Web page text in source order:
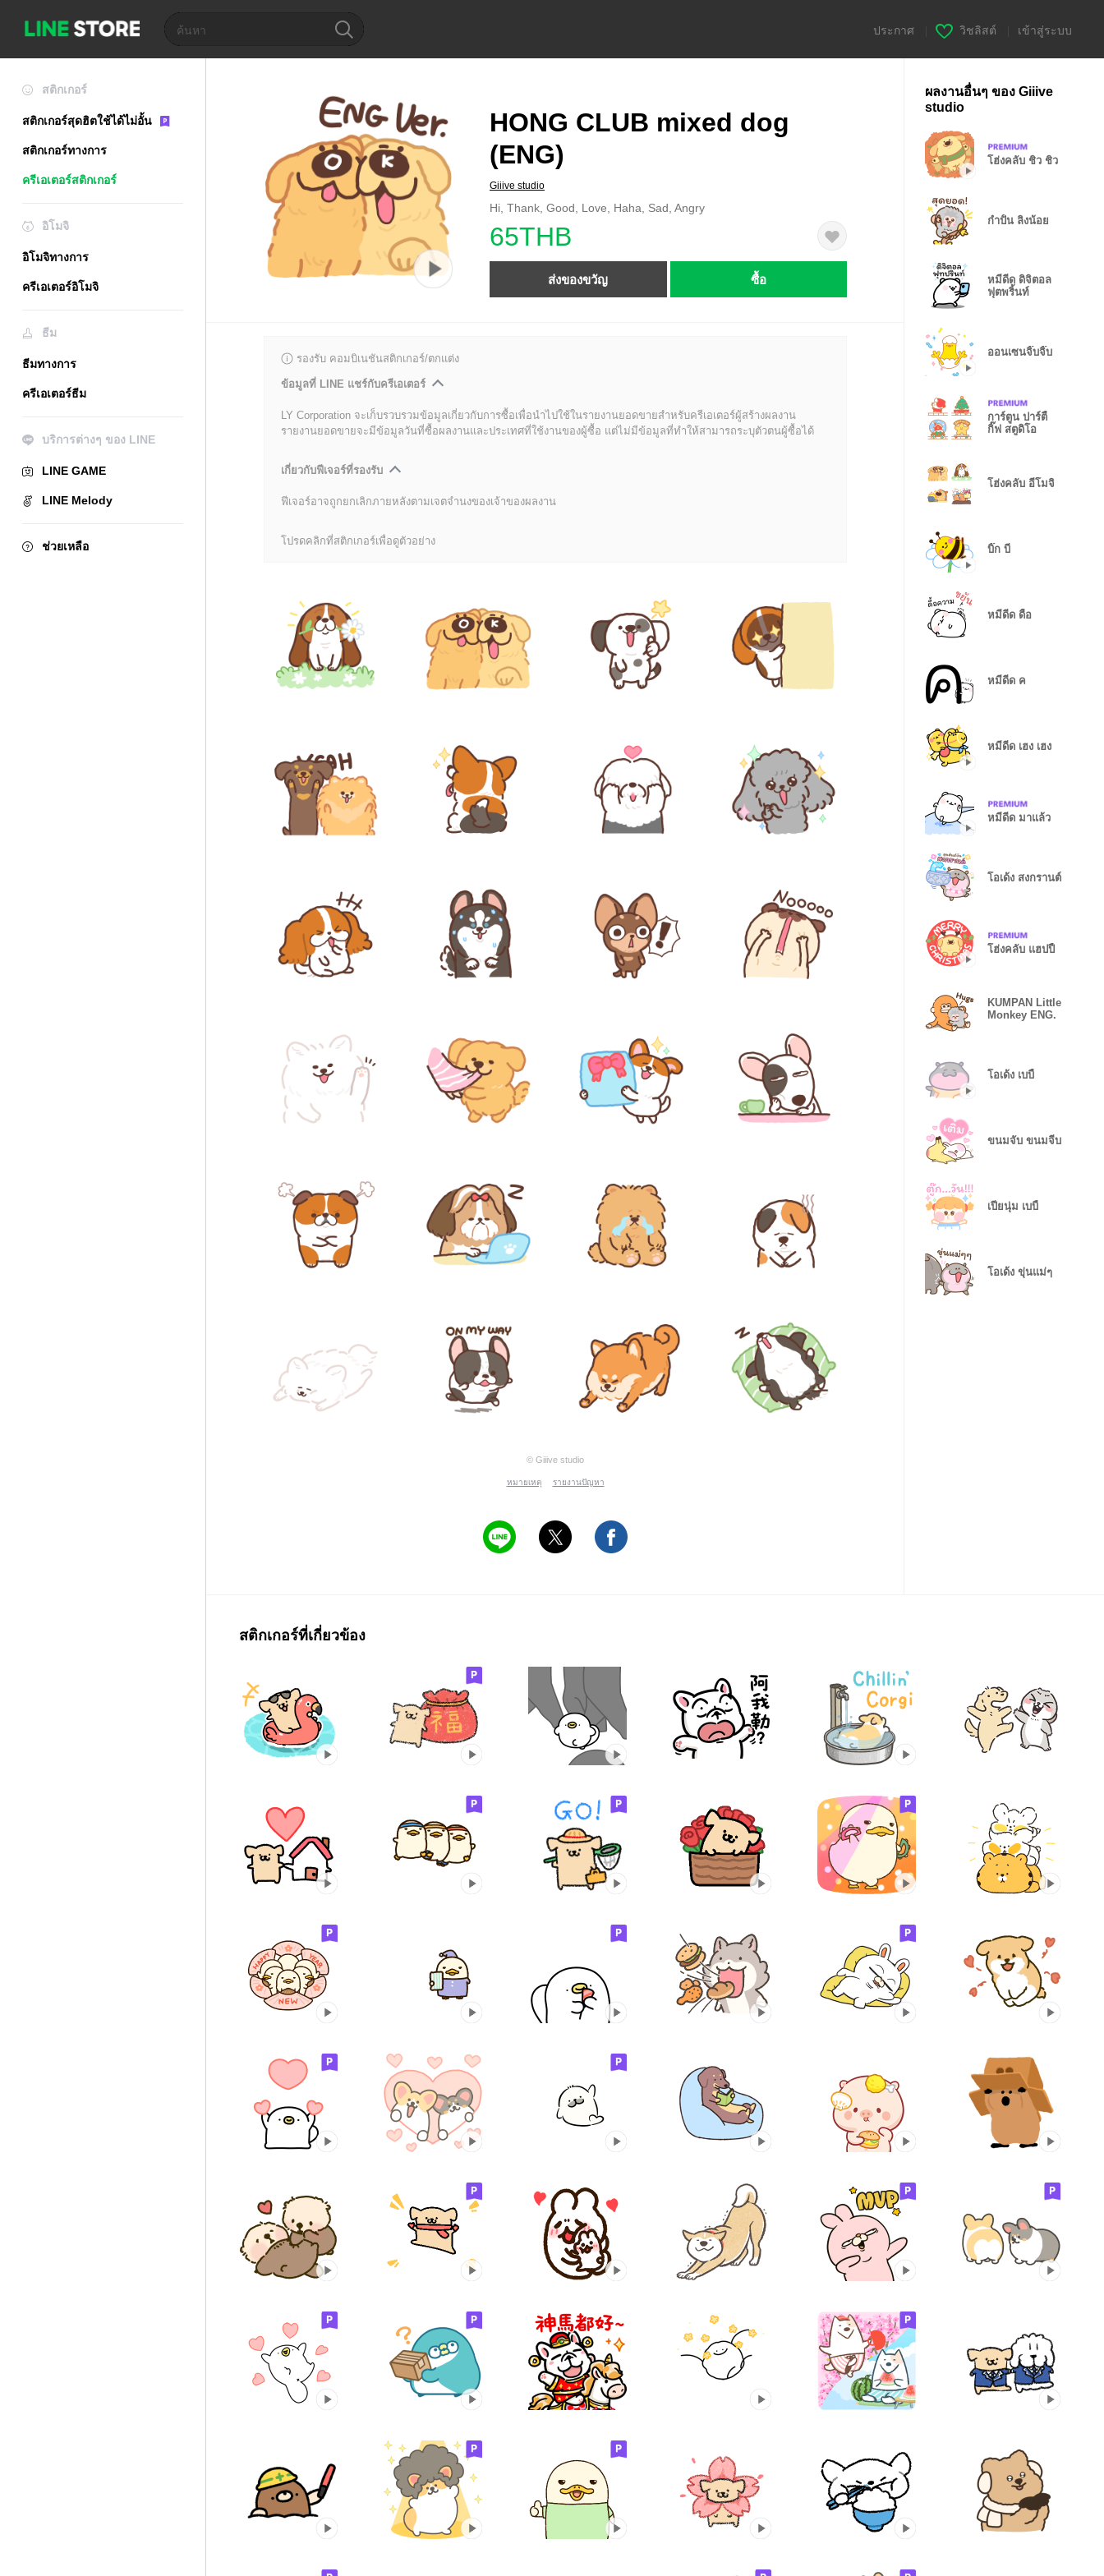
ประกาศ วิชลิสต์ เข้าสู่ระบบ
สติกเกอร์
สติกเกอร์สุดฮิตใช้ได้ไม่อั้น
สติกเกอร์ทางการ
ครีเอเตอร์สติกเกอร์
อิโมจิ
อิโมจิทางการ
ครีเอเตอร์อิโมจิ
ธีม
ธีมทางการ
ครีเอเตอร์ธีม
บริการต่างๆ ของ LINE
LINE GAME
LINE Melody
ช่วยเหลือ
HONG CLUB mixed dog
(ENG)
Giiive studio
Hi, Thank, Good, Love, Haha, Sad, Angry
65THB
ส่งของขวัญ ซื้อ
รองรับ คอมบิเนชันสติกเกอร์/ตกแต่ง
ข้อมูลที่ LINE แชร์กับครีเอเตอร์
LY Corporation จะเก็บรวบรวมข้อมูลเกี่ยวกับการซื้อเพื่อนำไปใช้ในรายงานยอดขายสำหรับครีเอเตอร์ผู้สร้างผลงาน
รายงานยอดขายจะมีข้อมูลวันที่ซื้อผลงานและประเทศที่ใช้งานของผู้ซื้อ แต่ไม่มีข้อมูลที่ทำให้สามารถระบุตัวตนผู้ซื้อได้
เกี่ยวกับฟีเจอร์ที่รองรับ
ฟีเจอร์อาจถูกยกเลิกภายหลังตามเจตจำนงของเจ้าของผลงาน
โปรดคลิกที่สติกเกอร์เพื่อดูตัวอย่าง
© Giiive studio
หมายเหตุ รายงานปัญหา
ผลงานอื่นๆ ของ Giiive
studio
โฮ่งคลับ ชิว ชิว
กำปั้น ลิงน้อย
หมีดีด ดิจิตอล
ฟุตพริ้นท์
ออนเซนจิ๊บจิ๊บ
การ์ตูน ปาร์ตี้
กิ๊ฟ สตูดิโอ
โฮ่งคลับ อีโมจิ
บิ๊ก บี
หมีดีด ดื้อ
หมีดีด ค
หมีดีด เฮง เฮง
หมีดีด มาแล้ว
โอเด้ง สงกรานต์
โฮ่งคลับ แฮปปี้
KUMPAN Little
Monkey ENG.
โอเด้ง เบบี้
ขนมจับ ขนมจีบ
เปียนุ่ม เบบี้
โอเด้ง ขุ่นแม่ๆ
สติกเกอร์ที่เกี่ยวข้อง